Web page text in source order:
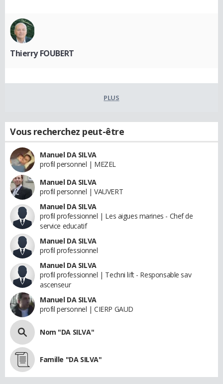
Thierry FOUBERT
PLUS
Vous recherchez peut-être
Manuel DA SILVA
profil personnel | MEZEL
Manuel DA SILVA
profil personnel | VAUVERT
Manuel DA SILVA
profil professionnel | Les aigues marines - Chef de
service educatif
Manuel DA SILVA
profil professionnel
Manuel DA SILVA
profil professionnel | Techni lift - Responsable sav
ascenseur
Manuel DA SILVA
profil personnel | CIERP GAUD
Nom "DA SILVA"
Famille "DA SILVA"